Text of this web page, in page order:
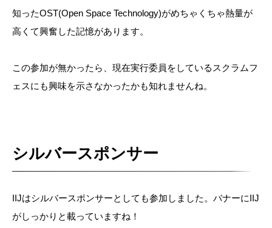
知ったOST(Open Space Technology)がめちゃくちゃ熱量が
高くて興奮した記憶があります。
この参加が無かったら、現在実行委員をしているスクラムフ
ェスにも興味を示さなかったかも知れませんね。
シルバースポンサー
IIJはシルバースポンサーとしても参加しました。バナーにIIJ
がしっかりと載っていますね！